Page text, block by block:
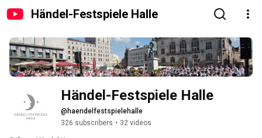
Händel-Festspiele Halle
Händel-Festspiele Halle
@haendelfestspielehalle
326 subscribers • 32 videos